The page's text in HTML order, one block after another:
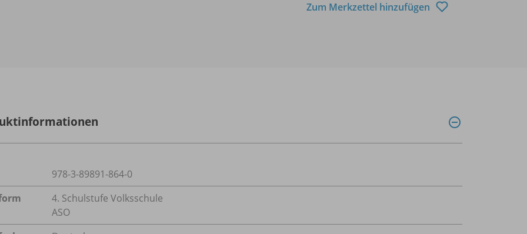
Zum Merkzettel hinzufügen
978-3-89891-864-0
4. Schulstufe Volksschule
ASO